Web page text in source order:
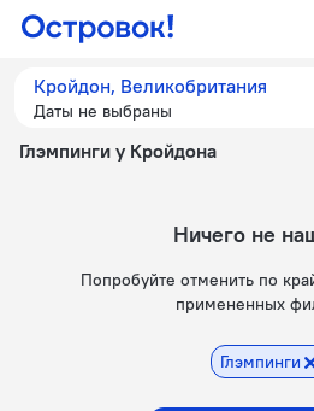
Кройдон, Великобритания
Даты не выбраны
Глэмпинги у Кройдона
Ничего не
Попробуйте отменить по
примененных
Глэмпинги